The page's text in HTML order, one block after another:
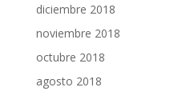
diciembre 2018
noviembre 2018
octubre 2018
agosto 2018